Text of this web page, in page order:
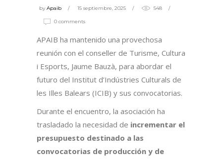
byApaib 15 septiembre, 2025 548
0 comments
APAIB ha mantenido una provechosa
reunión con el conseller de Turisme, Cultura
i Esports, Jaume Bauzà, para abordar el
futuro del Institut d’Indústries Culturals de
les Illes Balears (ICIB) y sus convocatorias.
Durante el encuentro, la asociación ha
trasladado la necesidad de incrementar el
presupuesto destinado a las
convocatorias de producción y de